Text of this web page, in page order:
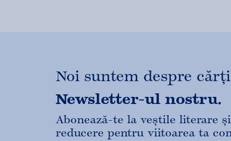
Noi suntem despre
Newsletter-ul nostru.
Abonează-te la veștile literare
reducere pentru viitoarea ta